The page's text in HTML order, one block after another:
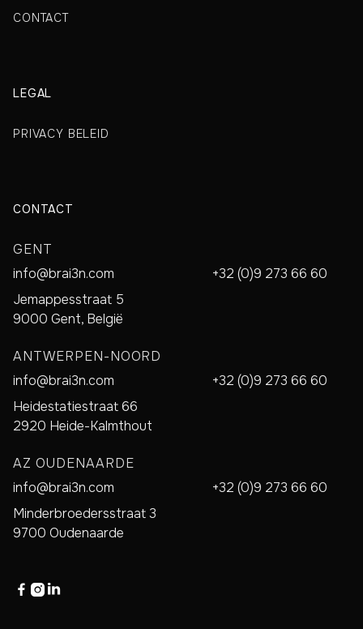
CONTACT
LEGAL
PRIVACY BELEID
CONTACT
GENT
info@brai3n.com
+32 (0)9 273 66 60
Jemappesstraat 5
9000 Gent, België
ANTWERPEN-NOORD
info@brai3n.com
+32 (0)9 273 66 60
Heidestatiestraat 66
2920 Heide-Kalmthout
AZ OUDENAARDE
info@brai3n.com
+32 (0)9 273 66 60
Minderbroedersstraat 3
9700 Oudenaarde
  